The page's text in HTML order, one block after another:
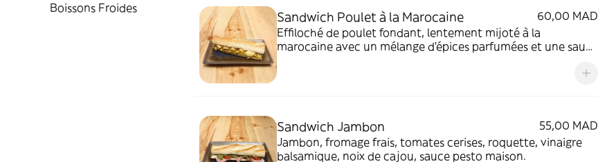
Boissons Froides
Sandwich Poulet à la Marocaine
60,00 MAD
Effiloché de poulet fondant, lentement mijoté à la
marocaine avec un mélange d’épices parfumées et une sauce
Sandwich Jambon
55,00 MAD
Jambon, fromage frais, tomates cerises, roquette, vinaigre
balsamique, noix de cajou, sauce pesto maison.